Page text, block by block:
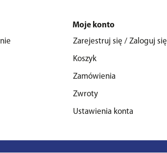
Moje konto
Zarejestruj się / Zaloguj się
Koszyk
Zamówienia
Zwroty
Ustawienia konta